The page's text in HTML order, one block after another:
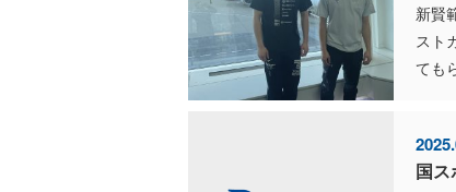
新賢
スト
ても
国ス